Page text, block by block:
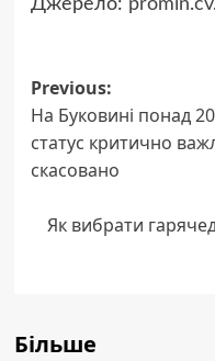
Джерело:
Post
navigation
Previous:
На Буковині понад
статус критично
скасовано
Як вибрати
Більше